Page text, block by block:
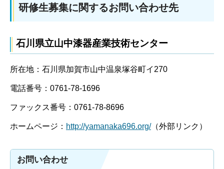
研修生募集に関するお問い合わせ先
石川県立山中漆器産業技術センター
所在地：石川県加賀市山中温泉塚谷町イ270
電話番号：0761-78-1696
ファックス番号：0761-78-8696
ホームページ： http://yamanaka696.org/（外部リンク）
お問い合わせ